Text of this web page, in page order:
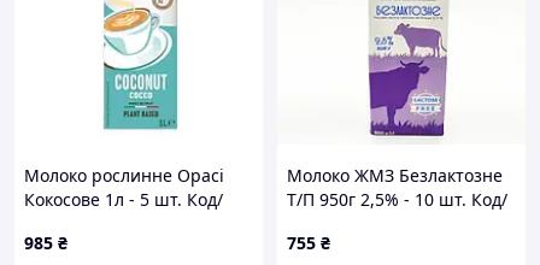
Молоко рослинне Орасі
Кокосове 1л - 5 шт. Код/
985 ₴
Молоко ЖМЗ Безлактозне
Т/П 950г 2,5% - 10 шт. Код/
755 ₴